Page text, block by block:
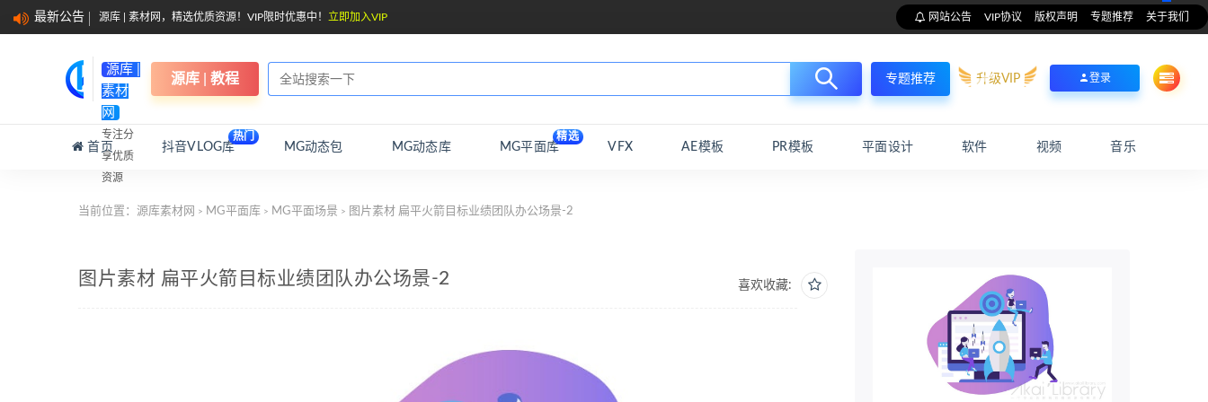
最新公告 源库 | 素材网，精选优质资源！VIP限时优惠中！ 立即加入VIP 网站公告 VIP协议 版权声明 专题推荐 关于我们
源库 |
素材
网
专注分
享优质
资源
源库 | 教程 专题推荐 升级VIP 登录
首页 抖音VLOG库
热门
MG动态包 MG动态库 MG平面库
精选
VFX AE模板 PR模板 平面设计 软件 视频 音乐
当前位置： 源库素材网 > MG平面库 > MG平面场景 > 图片素材 扁平火箭目标业绩团队办公场景-2
喜欢收藏:
图片素材 扁平火箭目标业绩团队办公场景-2